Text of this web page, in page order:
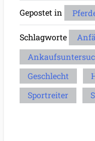
Gepostet in
Schlagworte
Geschlecht
Sportreiter